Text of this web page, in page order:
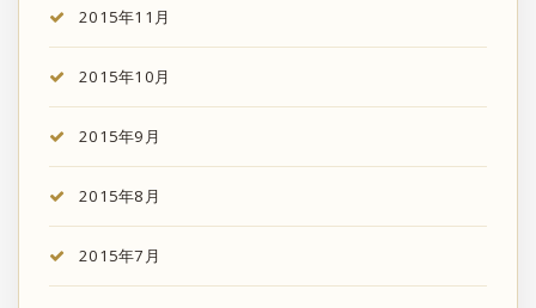
2015年11月
2015年10月
2015年9月
2015年8月
2015年7月